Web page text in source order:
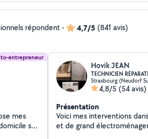
répondent- 4,7/5 (841 avis)
entrepreneur
mes
sur
Hovik JEAN
TECHNICIEN
Strasbourg (Neudorf
4,8/5 (54 avis)
Présentation
Voici mes interventions
et de grand électroménager tells que: